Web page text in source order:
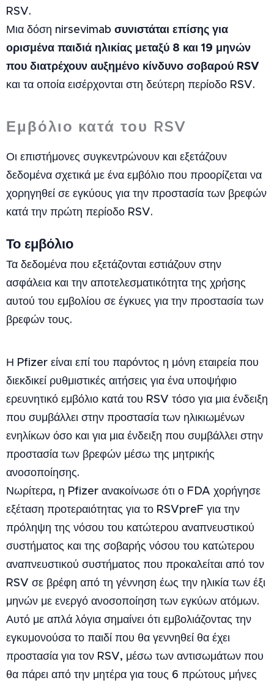
RSV.
Μια δόση nirsevimab συνιστάται επίσης για
ορισμένα παιδιά ηλικίας μεταξύ 8 και 19 μηνών
που διατρέχουν αυξημένο κίνδυνο σοβαρού RSV
και τα οποία εισέρχονται στη δεύτερη περίοδο RSV.
Εμβόλιο κατά του RSV
Οι επιστήμονες συγκεντρώνουν και εξετάζουν
δεδομένα σχετικά με ένα εμβόλιο που προορίζεται να
χορηγηθεί σε εγκύους για την προστασία των βρεφών
κατά την πρώτη περίοδο RSV.
Το εμβόλιο
Τα δεδομένα που εξετάζονται εστιάζουν στην
ασφάλεια και την αποτελεσματικότητα της χρήσης
αυτού του εμβολίου σε έγκυες για την προστασία των
βρεφών τους.
Η Pfizer είναι επί του παρόντος η μόνη εταιρεία που
διεκδικεί ρυθμιστικές αιτήσεις για ένα υποψήφιο
ερευνητικό εμβόλιο κατά του RSV τόσο για μια ένδειξη
που συμβάλλει στην προστασία των ηλικιωμένων
ενηλίκων όσο και για μια ένδειξη που συμβάλλει στην
προστασία των βρεφών μέσω της μητρικής
ανοσοποίησης.
Νωρίτερα, η Pfizer ανακοίνωσε ότι ο FDA χορήγησε
εξέταση προτεραιότητας για το RSVpreF για την
πρόληψη της νόσου του κατώτερου αναπνευστικού
συστήματος και της σοβαρής νόσου του κατώτερου
αναπνευστικού συστήματος που προκαλείται από τον
RSV σε βρέφη από τη γέννηση έως την ηλικία των έξι
μηνών με ενεργό ανοσοποίηση των εγκύων ατόμων.
Αυτό με απλά λόγια σημαίνει ότι εμβολιάζοντας την
εγκυμονούσα το παιδί που θα γεννηθεί θα έχει
προστασία για τον RSV, μέσω των αντισωμάτων που
θα πάρει από την μητέρα για τους 6 πρώτους μήνες